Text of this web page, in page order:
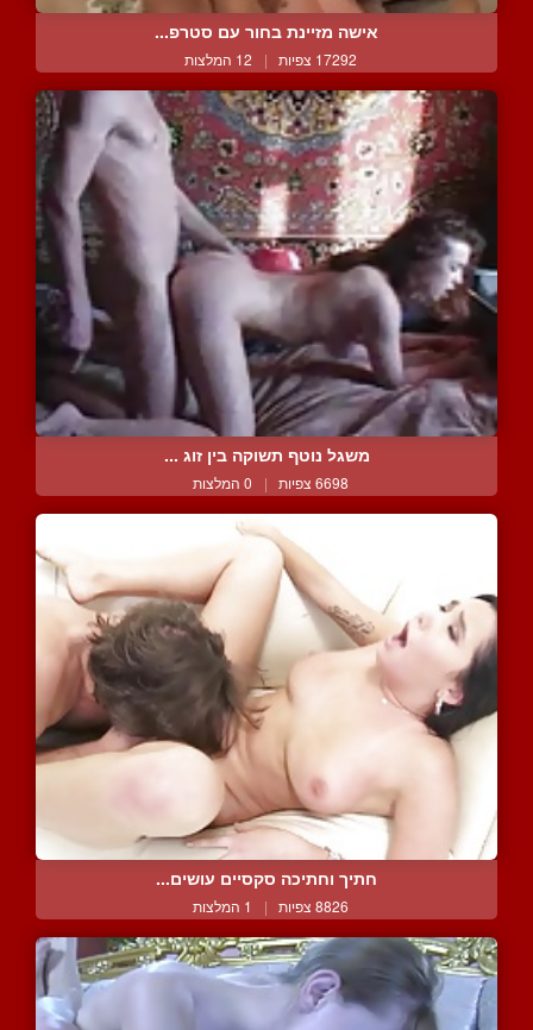
אישה מזיינת בחור עם סטרפ...
17292 צפיות | 12 המלצות
משגל נוטף תשוקה בין זוג ...
6698 צפיות | 0 המלצות
חתיך וחתיכה סקסיים עושים...
8826 צפיות | 1 המלצות